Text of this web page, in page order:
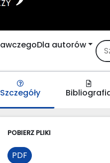
Dla autorów
Szczegóły
POBIERZ PLIKI
PDF